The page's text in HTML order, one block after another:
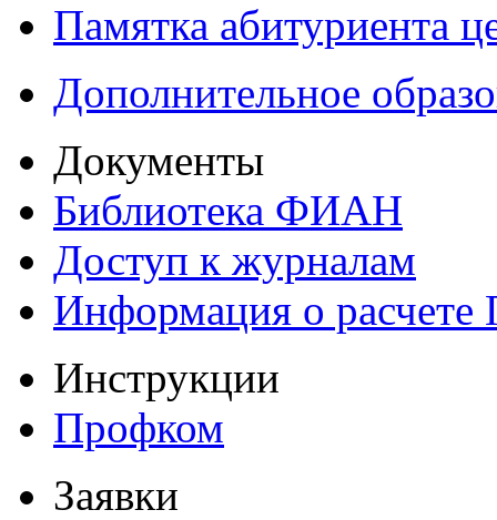
Памятка абитуриента
Дополнительное
Документы
Библиотека ФИАН
Доступ к журналам
Информация о
Инструкции
Профком
Заявки